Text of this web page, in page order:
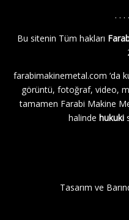
. . .
Bu sitenin Tüm hakları
farabimakinemetal.com ‘da
görüntü, fotoğraf, video,
tamamen Farabi Makine
halinde hukuki
Tasarım ve